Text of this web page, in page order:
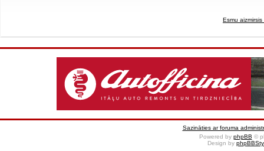
Esmu
Sazināties ar foruma
Powered by phpBB ©
Design by